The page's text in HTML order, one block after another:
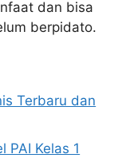
dan bisa
berpidato.
Terbaru dan
PAI Kelas 1